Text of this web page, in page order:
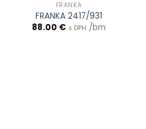
FRANKA
FRANKA 2417/931
88.00 € s DPH /bm